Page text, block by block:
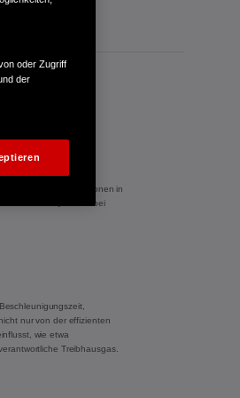
100 km. CO₂-Emissionen in
l/100 km. CO₂-Klasse bei
nur von der effizienten
wie etwa
Treibhausgas.
oder Zugriff
der